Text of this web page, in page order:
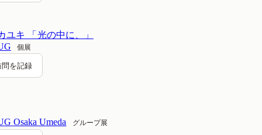
ユキ 「光の中に、」
個展
問を記録
Osaka Umeda
グループ展